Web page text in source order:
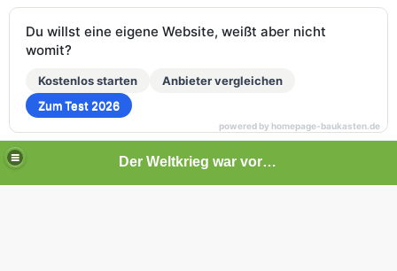
Der Weltkrieg war vor deiner Tür
Du willst eine eigene Website, weißt aber nicht
womit?
Kostenlos starten
Anbieter vergleichen
Zum Test 2026
powered by homepage-baukasten.de